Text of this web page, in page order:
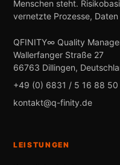
Menschen steht.
vernetzte Prozesse,
QFINITY∞ Quality
Wallerfanger Straße 27
66763 Dillingen,
+49 (0) 6831 / 5 16 88 50
kontakt@q-finity.de
LEISTUNGEN